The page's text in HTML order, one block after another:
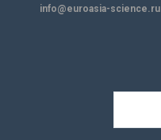
info@euroasia-science.ru